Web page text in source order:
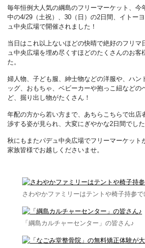
毎年恒例大人気の綱島のフリーマーケット、今
中の4/29（土祝）、30（日）の2日間、イトー
ュ中央広場で開催されました！
当日はこれ以上ないほどの快晴で絶好のフリマ
ュ中央広場を埋め尽くすほどのたくさんのお客
た。
婦人物、子ども服、紳士物などの洋服や、ハン
ッグ、おもちゃ、ベビーカーや抱っこ紐などの
ど、掘り出し物がたくさん！
年配の方から若い方まで、あちらこちらで出店
渉する姿が見られ、大変にぎやかな2日間でした
秋にもまたパデュ中央広場でフリーマーケット
家族皆様でお越しくださいませ。
さわやかファミリーはテントや椅子持参で
「綱島カルチャーセンター」の皆さん♪